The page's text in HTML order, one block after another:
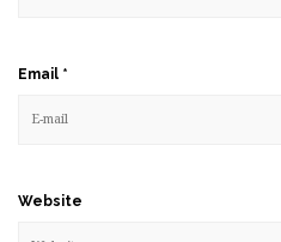
Email *
Website